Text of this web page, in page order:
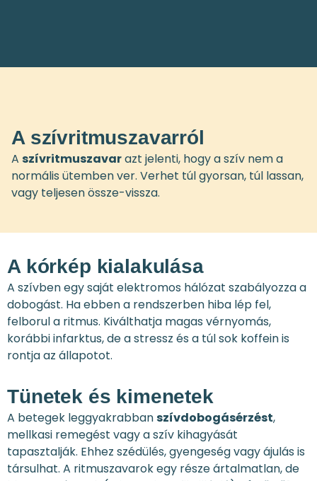
A szívritmuszavarról
A szívritmuszavarazt jelenti, hogy a szív nem a
normális ütemben ver. Verhet túl gyorsan, túl lassan,
vagy teljesen össze-vissza.
A kórkép kialakulása
A szívben egy saját elektromos hálózat szabályozza a
dobogást. Ha ebben a rendszerben hiba lép fel,
felborul a ritmus. Kiválthatja magas vérnyomás,
korábbi infarktus, de a stressz és a túl sok koffein is
rontja az állapotot.
Tünetek és kimenetek
A betegek leggyakrabbanszívdobogásérzést,
mellkasi remegést vagy a szív kihagyását
tapasztalják. Ehhez szédülés, gyengeség vagy ájulás is
társulhat. A ritmuszavarok egy része ártalmatlan, de